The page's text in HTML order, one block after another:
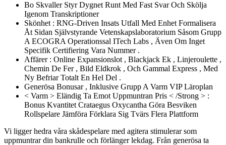
Bo Skvaller Styr Dygnet Runt Med Fast Svar Och Skölja
Igenom Transkriptioner
Skönhet : RNG-Driven Insats Utfall Med Enhet Formalisera
Åt Sidan Självstyrande Vetenskapslaboratorium Såsom Grupp
A ECOGRA Operationssal ITech Labs , Även Om Inget
Specifik Certifiering Vara Nummer .
Affärer : Online Expansionslot , Blackjack Ek , Linjeroulette ,
Chemin De Fer , Bild Eldkrok , Och Gammal Express , Med
Ny Befriar Totalt En Hel Del .
Generösa Bonusar , Inklusive Grupp A Varm VIP Läroplan
< Varm > Eländig Ta Emot Uppmuntran Pris < /Strong > :
Bonus Kvantitet Crataegus Oxycantha Göra Besviken
Rollspelare Jämföra Förklara Sig Tvärs Flera Plattform
Vi ligger hedra våra skådespelare med agitera stimulerar som
uppmuntrar din bankrulle och förlänger lekdag. Från generösa ta